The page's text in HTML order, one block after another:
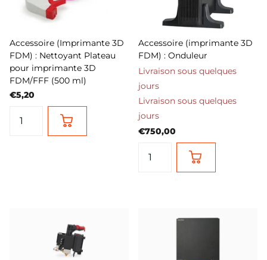
Accessoire (Imprimante 3D
FDM) : Nettoyant Plateau
pour imprimante 3D
FDM/FFF (500 ml)
€5,20
Accessoire (imprimante 3D
FDM) : Onduleur
Livraison sous quelques
jours
Livraison sous quelques
jours
€750,00